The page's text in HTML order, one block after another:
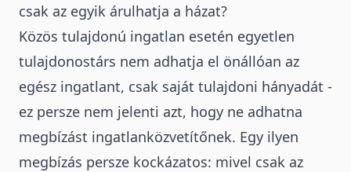
csak az egyik árulhatja a házat?
Közös tulajdonú ingatlan esetén egyetlen
tulajdonostárs nem adhatja el önállóan az
egész ingatlant, csak saját tulajdoni hányadát -
ez persze nem jelenti azt, hogy ne adhatna
megbízást ingatlanközvetítőnek. Egy ilyen
megbízás persze kockázatos: mivel csak az